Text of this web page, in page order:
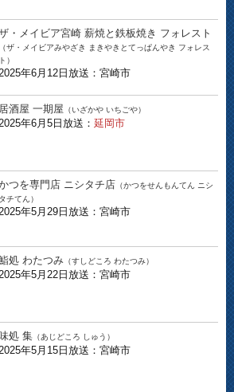
・メイビア宮崎 薪焼と鉄板焼き フォレスト
（ザ・メイビアみやざき まきやきとてっぱんやき フォレス
ト）
年6月12日放送：宮崎市
居酒屋 一期屋 （いざかや いちごや）
年6月5日放送： 延岡市
つを専門店 ニシタチ店 （かつをせんもんてん ニシ
タチてん）
年5月29日放送：宮崎市
処 わたつみ （すしどころ わたつみ）
年5月22日放送：宮崎市
処 集 （あじどころ しゅう）
年5月15日放送：宮崎市